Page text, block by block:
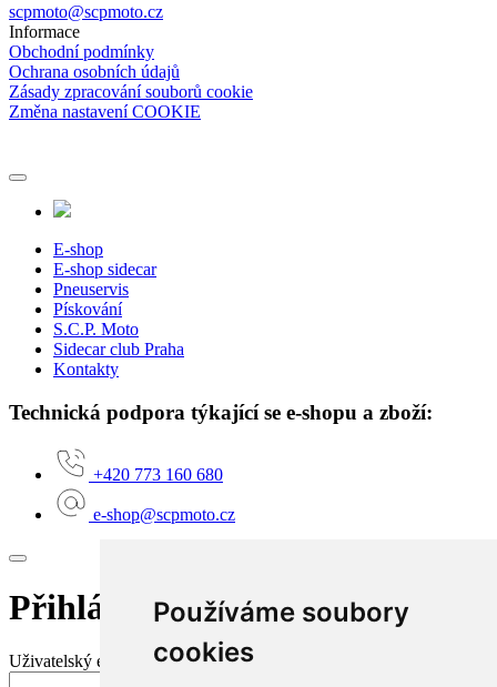
Používáme soubory
cookies
scpmoto@scpmoto.cz
Informace
Obchodní podmínky
Ochrana osobních údajů
Zásady zpracování souborů cookie
Změna nastavení COOKIE
E-shop
E-shop sidecar
Pneuservis
Pískování
S.C.P. Moto
Sidecar club Praha
Kontakty
Technická podpora týkající se e-shopu a zboží:
+420 773 160 680
e-shop@scpmoto.cz
Přihlášení do mého účtu
Uživatelský e-mail nebo jméno